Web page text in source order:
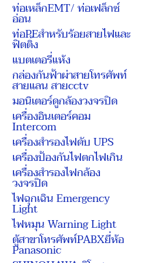
ท่อเหล็กEMT/ ท่อเฟล็กซ์
อ่อน
ท่อPEสำหรับร้อยสายไฟและ
ฟิตติ้ง
แบตเตอรี่แห้ง
กล่องกันฟ้าผ่าสายโทรศัพท์
สายแลน สายcctv
มอนิเตอร์ดูกล้องวงจรปิด
เครื่องอินเตอร์คอม
Intercom
เครื่องสำรองไฟดับ UPS
เครื่องป้องกันไฟตกไฟเกิน
เครื่องสำรองไฟกล้อง
วงจรปิด
ไฟฉุกเฉิน Emergency
Light
ไฟหมุน Warning Light
ตู้สาขาโทรศัพท์PABXยี่ห้อ
Panasonic